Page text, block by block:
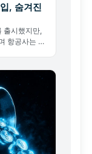
, 숨겨진
출시했지만,
항공사는 암